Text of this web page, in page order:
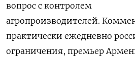
вопрос с контролем
агропроизводителей.
практически ежедневно
ограничения, премьер